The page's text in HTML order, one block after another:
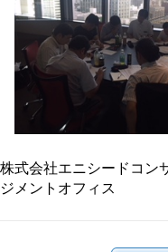
株式会社エニシードコ
ジメントオフィス